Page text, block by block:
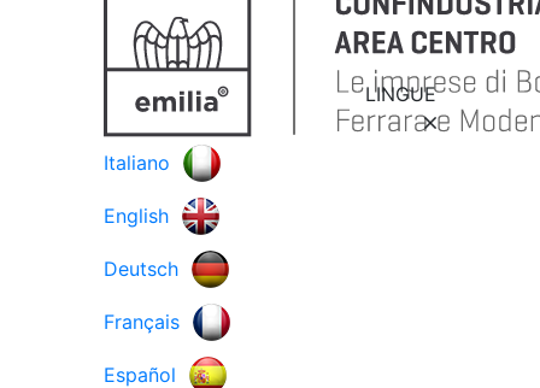
LINGUE
Italiano
English
Deutsch
Français
Español